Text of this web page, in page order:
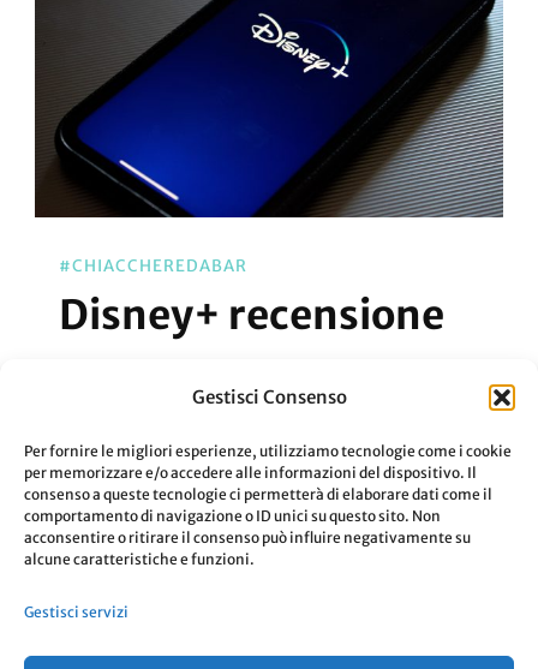
Gestisci Consenso
Per fornire le migliori esperienze, utilizziamo tecnologie come i cookie
per memorizzare e/o accedere alle informazioni del dispositivo. Il
consenso a queste tecnologie ci permetterà di elaborare dati come il
comportamento di navigazione o ID unici su questo sito. Non
acconsentire o ritirare il consenso può influire negativamente su
alcune caratteristiche e funzioni.
Gestisci servizi
#CHIACCHEREDABAR
Disney+ recensione
Disney+ è l’ultima piattaforma di
vale veramente la pena abbonarsi?
Aggiornato Il 24 Febbraio 2021 Leggi